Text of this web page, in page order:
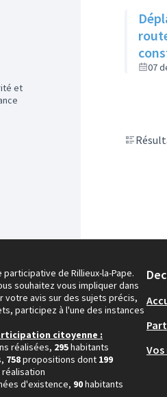
07
de Rillieux-la-Pape.
souhaitez vous impliquer dans
votre avis sur des sujets précis,
participez à l'une des instances
citoyenne :
réalisées, 295habitants
758propositions dont 199
d'existence, 90habitants